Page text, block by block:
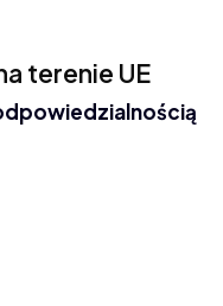
terenie UE